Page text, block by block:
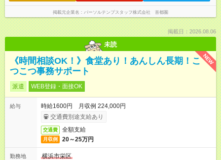
掲載元企業名 パーソルテンプスタッフ株式会社 首都圏
掲載日：2026.08.06
未読
NEW
《時間相談OK！》食堂あり！あんしん長期！こ
つこつ事務サポート
派遣 WEB登録・面接OK
給与
時給1600円 月収例 224,000円
交通費別途支給あり
交通費 全額支給
月収例 20～25万円
勤務地
横浜市栄区